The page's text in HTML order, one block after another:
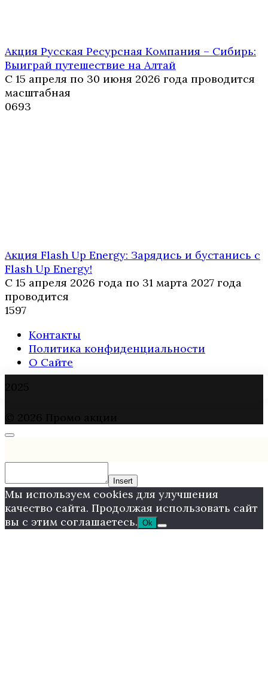
Акция Русская Ресурсная Компания – Сибирь:
Выиграй путешествие на Алтай
С 15 апреля по 30 июня 2026 года проводится
масштабная
0693
Акция Flash Up Energy: Зарядись и бустанись с
Flash Up Energy!
С 15 апреля 2026 года по 31 марта 2027 года
проводится
1597
Контакты
Политика конфиденциальности
О Сайте
Insert
Мы используем cookies для улучшения
качество сайта. Продолжая использовать сайт
вы с этим соглашаетесь. Ok